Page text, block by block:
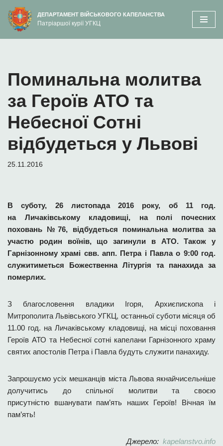
вмісту
Перейти
до
ДЕПАРТАМЕНТ ВІЙСЬКОВОГО КАПЕЛАНСТВА
Патріаршої курії УГКЦ
Поминальна молитва
за Героїв АТО та
Небесної Сотні
відбудеться у Львові
25.11.2016
В суботу, 26 листопада 2016 року, об 11 год.
на Личаківському кладовищі, наполі почесних
поховань №76, відбудеться поминальна молитва за
участю родин воїнів, що загинули в АТО.Також у
Гарнізонному храмі свв. апп. Петра і Павла о 9:00 год.
служитиметься Божественна Літургія та панахида за
померлих.
З благословення владики Ігоря, Архиєпископа і
Митрополита Львівського УГКЦ, останньої суботи місяця об
11.00 год. на Личаківському кладовищі, на місці поховання
Героїв АТО та Небесної сотні капелани Гарнізонного храму
святих апостолів Петра і Павла будуть служити панахиду.
Запрошуємо усіх мешканців міста Львова якнайчисельніше
долучитись до спільної молитви та своєю
присутністю вшанувати пам’ять наших Героїв! Вічная їм
пам’ять!
Джерело: kapelanstvo.info